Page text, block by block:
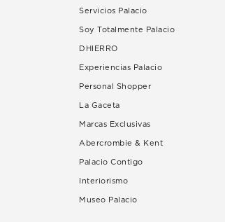
Servicios Palacio
Soy Totalmente Palacio
DHIERRO
Experiencias Palacio
Personal Shopper
La Gaceta
Marcas Exclusivas
Abercrombie & Kent
Palacio Contigo
Interiorismo
Museo Palacio